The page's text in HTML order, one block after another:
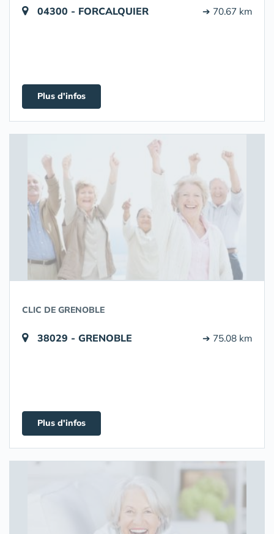
04300 - FORCALQUIER ➔ 70.67 km
Plus d'infos
CLIC DE GRENOBLE
38029 - GRENOBLE ➔ 75.08 km
Plus d'infos